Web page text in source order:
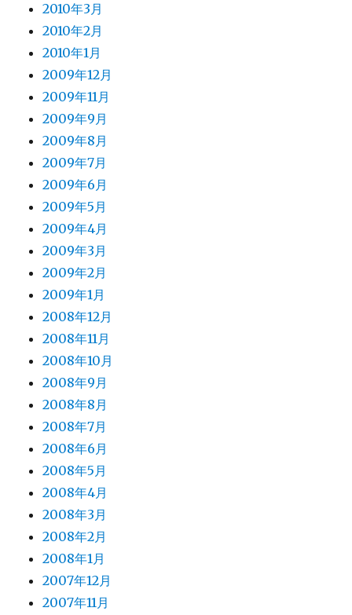
2010年3月
2010年2月
2010年1月
2009年12月
2009年11月
2009年9月
2009年8月
2009年7月
2009年6月
2009年5月
2009年4月
2009年3月
2009年2月
2009年1月
2008年12月
2008年11月
2008年10月
2008年9月
2008年8月
2008年7月
2008年6月
2008年5月
2008年4月
2008年3月
2008年2月
2008年1月
2007年12月
2007年11月